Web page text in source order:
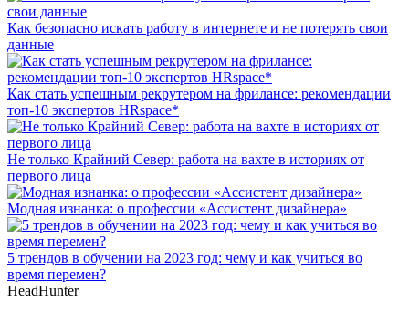
Как безопасно искать работу в интернете и не потерять свои
данные
Как стать успешным рекрутером на фрилансе: рекомендации
топ-10 экспертов HRspace*
Не только Крайний Север: работа на вахте в историях от
первого лица
Модная изнанка: о профессии «Ассистент дизайнера»
5 трендов в обучении на 2023 год: чему и как учиться во
время перемен?
HeadHunter